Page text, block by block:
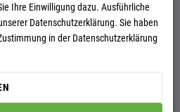
HERREN
Ihre Einwilligung dazu. Ausführliche
Datenschutzerklärung. Sie haben
in der Datenschutzerklärung